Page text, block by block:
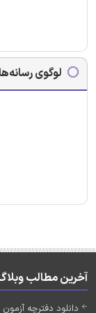
لوگوی
آخرین مطالب
دانلود دفترچه آزمون